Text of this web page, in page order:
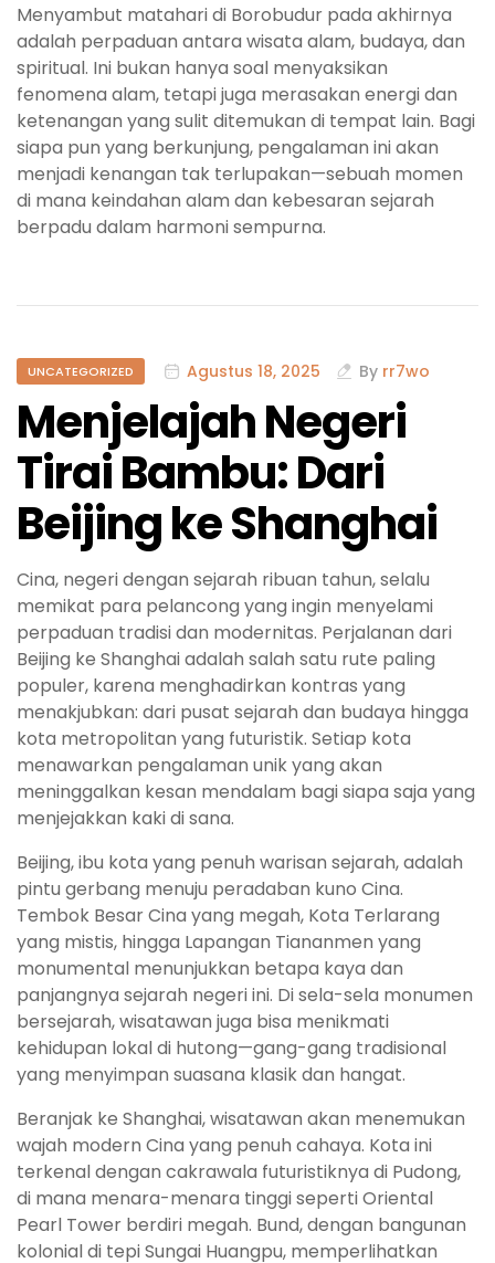
Menyambut matahari di Borobudur pada akhirnya
adalah perpaduan antara wisata alam, budaya, dan
spiritual. Ini bukan hanya soal menyaksikan
fenomena alam, tetapi juga merasakan energi dan
ketenangan yang sulit ditemukan di tempat lain. Bagi
siapa pun yang berkunjung, pengalaman ini akan
menjadi kenangan tak terlupakan—sebuah momen
di mana keindahan alam dan kebesaran sejarah
berpadu dalam harmoni sempurna.
UNCATEGORIZED Agustus 18, 2025 By rr7wo
Menjelajah Negeri
Tirai Bambu: Dari
Beijing ke Shanghai
Cina, negeri dengan sejarah ribuan tahun, selalu
memikat para pelancong yang ingin menyelami
perpaduan tradisi dan modernitas. Perjalanan dari
Beijing ke Shanghai adalah salah satu rute paling
populer, karena menghadirkan kontras yang
menakjubkan: dari pusat sejarah dan budaya hingga
kota metropolitan yang futuristik. Setiap kota
menawarkan pengalaman unik yang akan
meninggalkan kesan mendalam bagi siapa saja yang
menjejakkan kaki di sana.
Beijing, ibu kota yang penuh warisan sejarah, adalah
pintu gerbang menuju peradaban kuno Cina.
Tembok Besar Cina yang megah, Kota Terlarang
yang mistis, hingga Lapangan Tiananmen yang
monumental menunjukkan betapa kaya dan
panjangnya sejarah negeri ini. Di sela-sela monumen
bersejarah, wisatawan juga bisa menikmati
kehidupan lokal di hutong—gang-gang tradisional
yang menyimpan suasana klasik dan hangat.
Beranjak ke Shanghai, wisatawan akan menemukan
wajah modern Cina yang penuh cahaya. Kota ini
terkenal dengan cakrawala futuristiknya di Pudong,
di mana menara-menara tinggi seperti Oriental
Pearl Tower berdiri megah. Bund, dengan bangunan
kolonial di tepi Sungai Huangpu, memperlihatkan